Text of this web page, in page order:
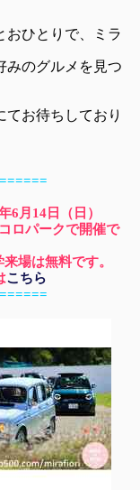
おひとりで、ミラ
みのグルメを見つ
お待ちしており
======
6月14日（日）
ロパークで開催で
場は無料です。
こちら
======